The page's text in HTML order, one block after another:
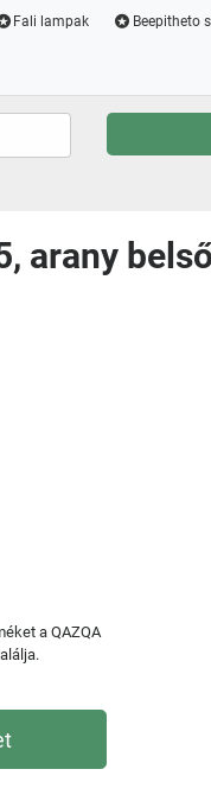
Fali lampak Beepitheto
arany
a QAZQA